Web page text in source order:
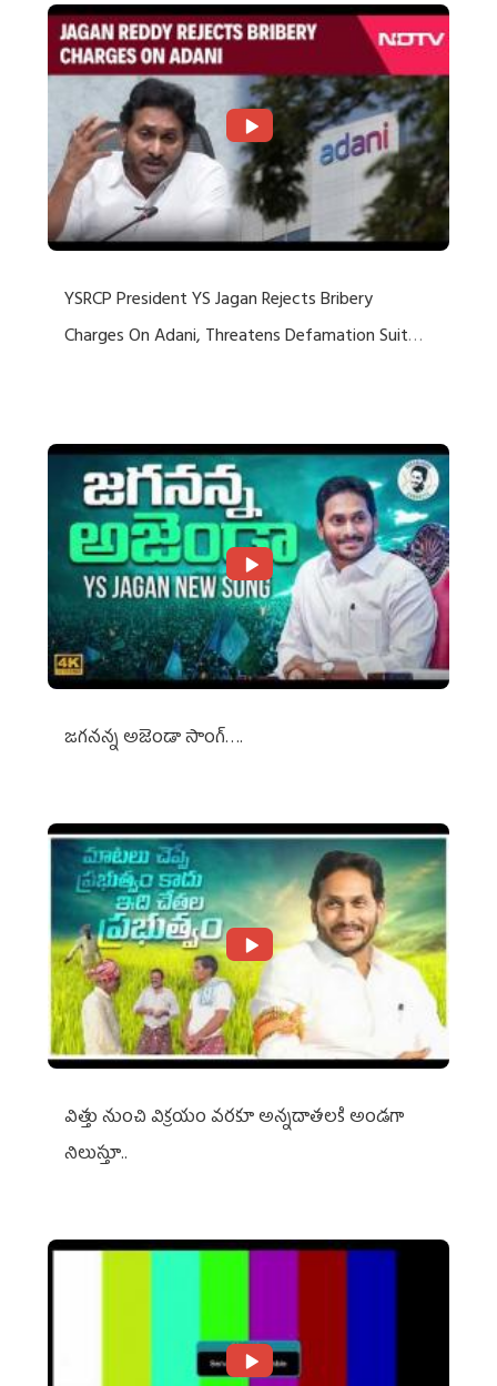
YSRCP President YS Jagan Rejects Bribery
Charges On Adani, Threatens Defamation Suit
జగనన్న అజెండా సాంగ్….
విత్తు నుంచి విక్రయం వరకూ అన్నదాతలకి అండగా
నిలుస్తూ..